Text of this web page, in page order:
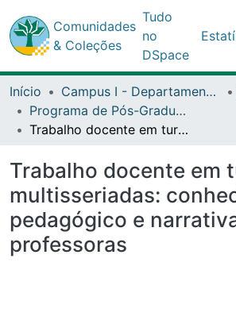
Comunidades
& Coleções
Tudo
no
DSpace
Início Campus I - Departamento de Educação (DEDC) - Salvador
Programa de Pós-Graduação Stricto Sensu (Doutorado Acadêmico) em Educação e Contemporaneidade (PPGEduC)
Trabalho docente em turmas multisseriadas: conhecimento pedagógico e narrativas de professoras
Trabalho docente em
multisseriadas:
pedagógico e
professoras